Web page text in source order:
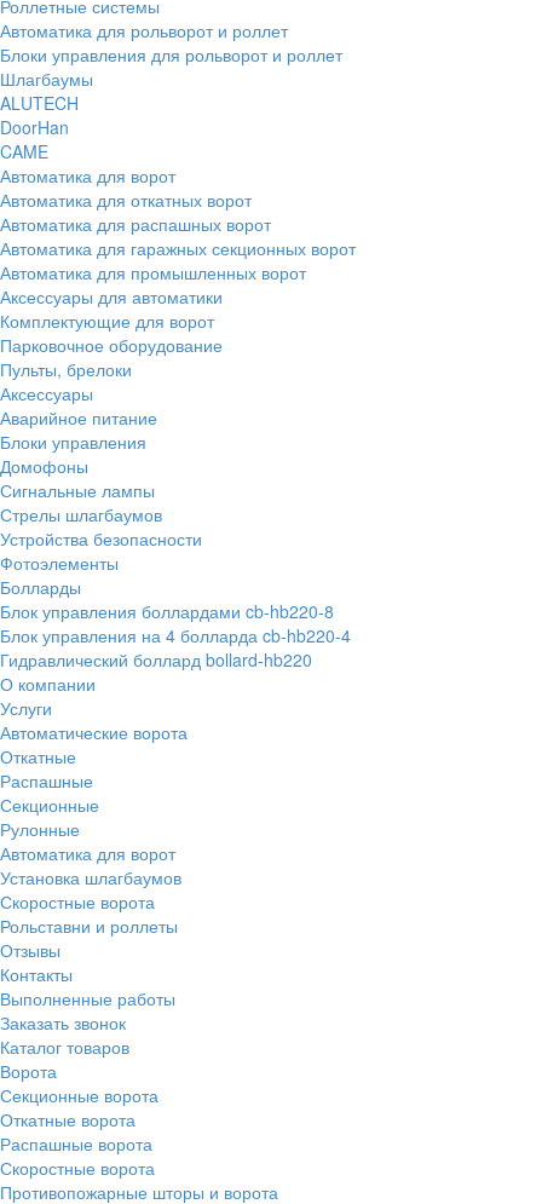
Роллетные системы
Автоматика для рольворот и роллет
Блоки управления для рольворот и роллет
Шлагбаумы
ALUTECH
DoorHan
CAME
Автоматика для ворот
Автоматика для откатных ворот
Автоматика для распашных ворот
Автоматика для гаражных секционных ворот
Автоматика для промышленных ворот
Аксессуары для автоматики
Комплектующие для ворот
Парковочное оборудование
Пульты, брелоки
Аксессуары
Аварийное питание
Блоки управления
Домофоны
Сигнальные лампы
Стрелы шлагбаумов
Устройства безопасности
Фотоэлементы
Болларды
Блок управления боллардами cb-hb220-8
Блок управления на 4 болларда cb-hb220-4
Гидравлический боллард bollard-hb220
О компании
Услуги
Автоматические ворота
Откатные
Распашные
Секционные
Рулонные
Автоматика для ворот
Установка шлагбаумов
Скоростные ворота
Рольставни и роллеты
Отзывы
Контакты
Выполненные работы
Заказать звонок
Каталог товаров
Ворота
Секционные ворота
Откатные ворота
Распашные ворота
Скоростные ворота
Противопожарные шторы и ворота